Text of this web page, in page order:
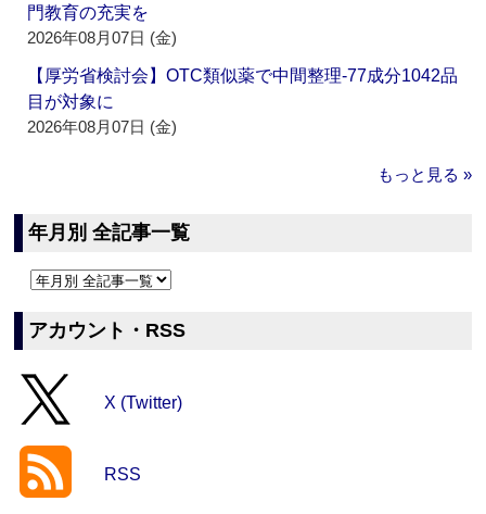
門教育の充実を
2026年08月07日 (金)
【厚労省検討会】OTC類似薬で中間整理‐77成分1042品
目が対象に
2026年08月07日 (金)
もっと見る »
年月別 全記事一覧
アカウント・RSS
X (Twitter)
RSS